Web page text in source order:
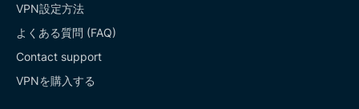
VPN設定方法
よくある質問 (FAQ)
Contact support
VPNを購入する